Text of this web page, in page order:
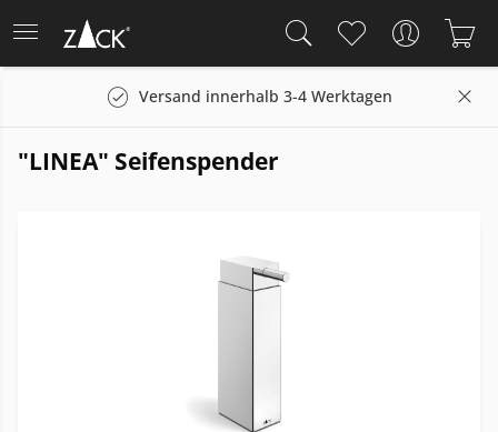
Versand innerhalb 3-4 Werktagen
"LINEA" Seifenspender